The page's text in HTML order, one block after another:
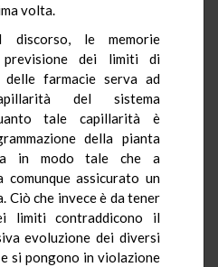
volta.
discorso, le memorie
dei limiti di
farmacie serva ad
del sistema
tale capillarità è
della pianta
in modo tale che a
comunque assicurato un
Ciò che invece è da tener
limiti contraddicono il
evoluzione dei diversi
si pongono in violazione